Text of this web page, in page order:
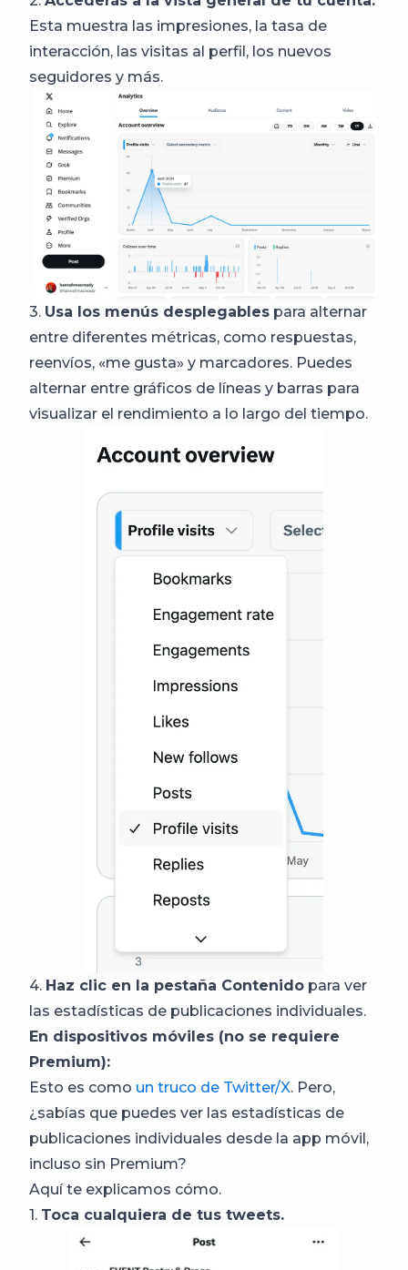
Esta muestra las impresiones, la tasa de
interacción, las visitas al perfil, los nuevos
seguidores y más.
3. Usa los menús desplegables para alternar
entre diferentes métricas, como respuestas,
reenvíos, «me gusta» y marcadores. Puedes
alternar entre gráficos de líneas y barras para
visualizar el rendimiento a lo largo del tiempo.
4. Haz clic en la pestaña Contenido para ver
las estadísticas de publicaciones individuales.
En dispositivos móviles (no se requiere
Premium):
Esto es como un truco de Twitter/X. Pero,
¿sabías que puedes ver las estadísticas de
publicaciones individuales desde la app móvil,
incluso sin Premium?
Aquí te explicamos cómo.
1. Toca cualquiera de tus tweets.